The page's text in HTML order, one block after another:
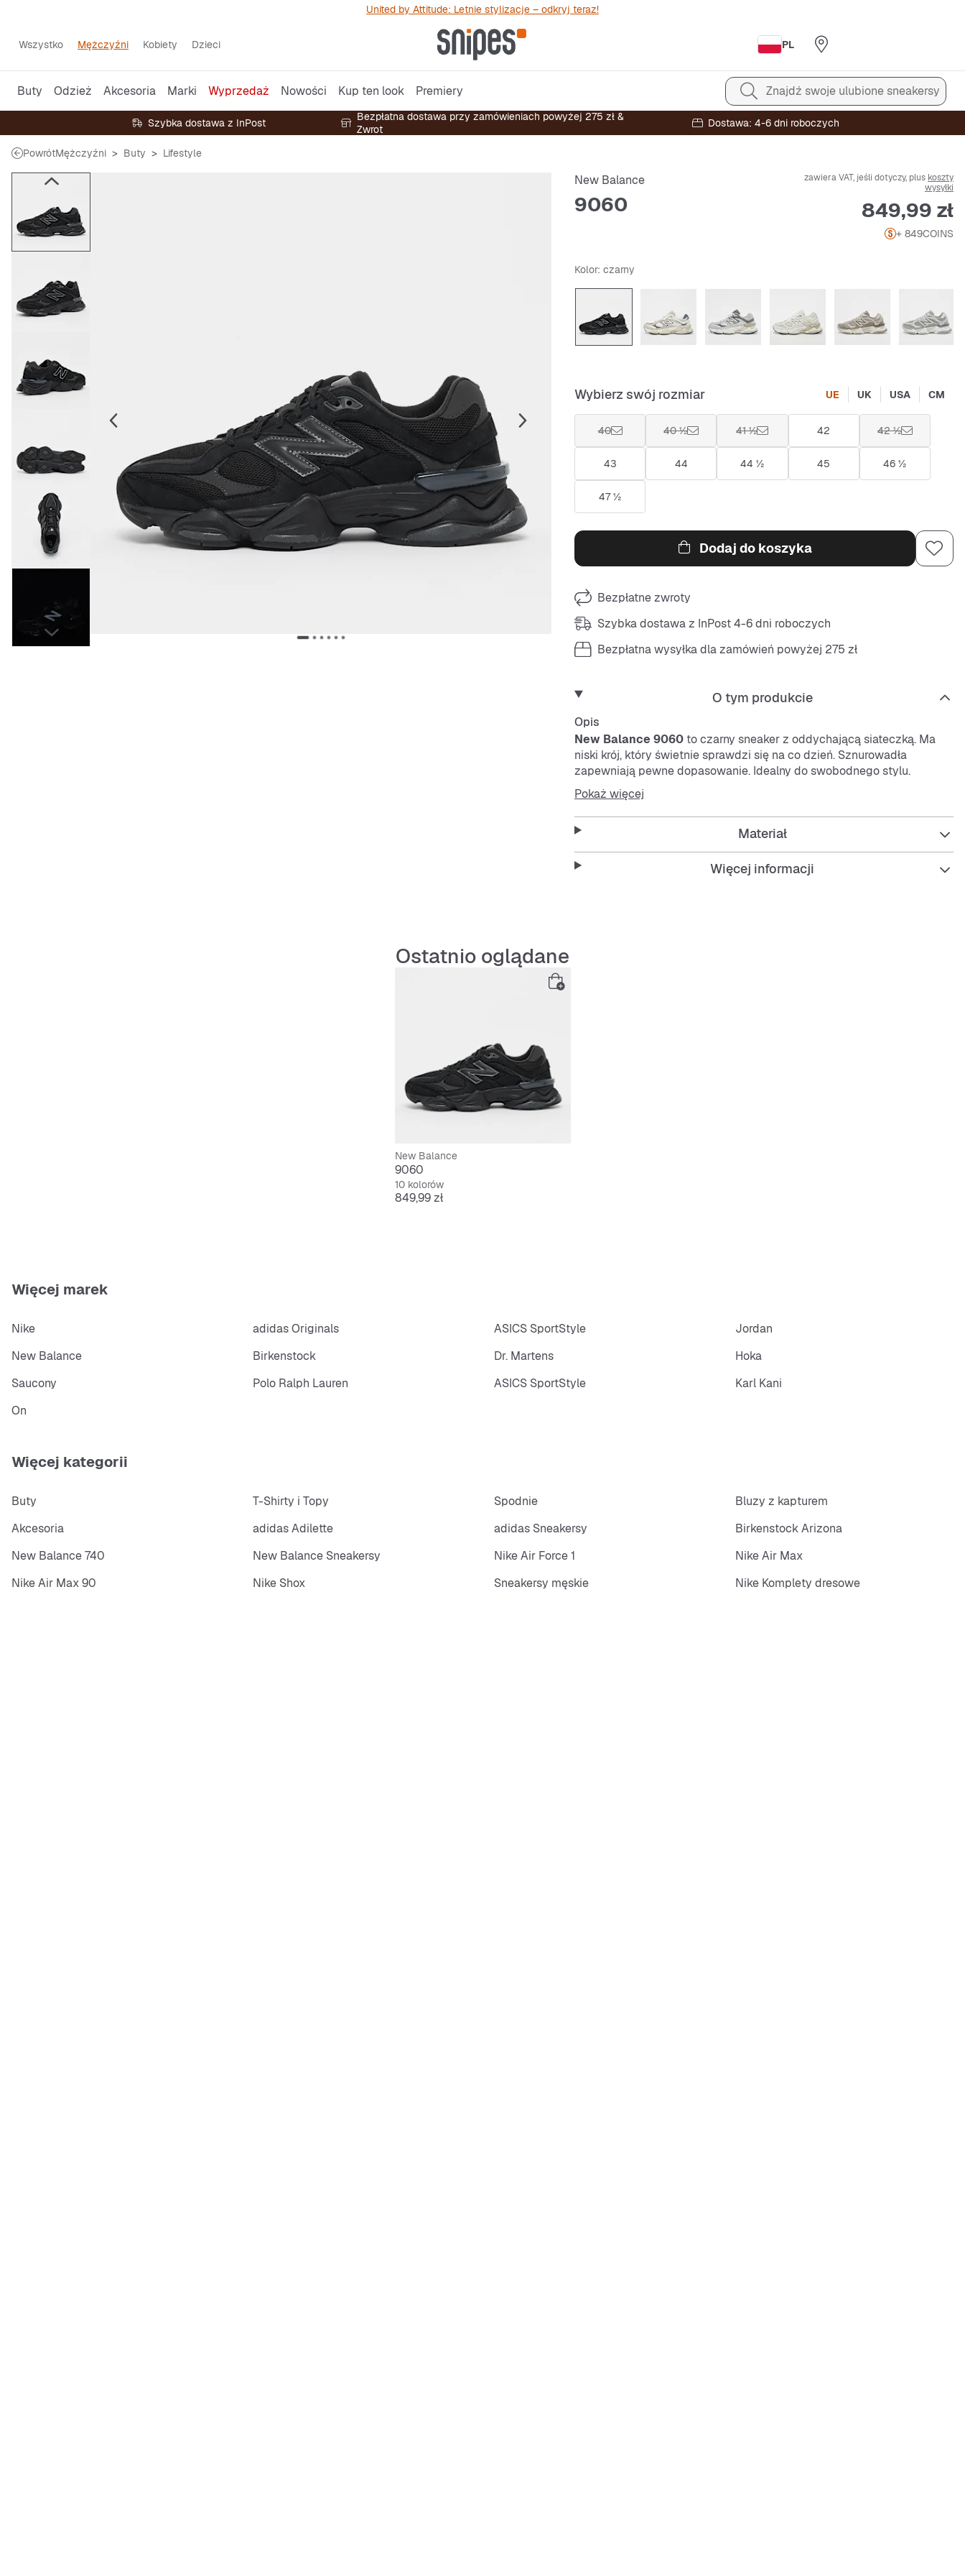
United by Attitude: Letnie stylizacje – odkryj teraz!
Wszystko Mężczyźni Kobiety Dzieci PL
Buty Odzież Akcesoria Marki Wyprzedaż Nowości Kup ten look Premiery Znajdź swoje ulubione sneakersy
Szybka dostawa z InPost
Bezpłatna dostawa przy zamówieniach powyżej 275 zł &
Zwrot
Dostawa: 4-6 dni roboczych
PowrótMężczyźni Buty Lifestyle
New Balance
9060
zawiera VAT, jeśli dotyczy, plus koszty
wysyłki
Cena
849,99 zł
+ 849COINS
Kolor: czarny
Wybierz swój rozmiar UE UK USA CM
40 40 ½ 41 ½ 42 42 ½
43 44 44 ½ 45 46 ½
47 ½
Dodaj do koszyka
Bezpłatne zwroty
Szybka dostawa z InPost 4-6 dni roboczych
Bezpłatna wysyłka dla zamówień powyżej 275 zł
O tym produkcie
Opis
New Balance 9060 to czarny sneaker z oddychającą siateczką. Ma
niski krój, który świetnie sprawdzi się na co dzień. Sznurowadła
zapewniają pewne dopasowanie. Idealny do swobodnego stylu.
Ten sneaker łączy wygodę z nowoczesnym designem. Sprawdzi się na
spacerze, w szkole czy na spotkaniu z przyjaciółmi.
Features:
Pokaż więcej
Materiał
Więcej informacji
Ostatnio oglądane
New Balance
9060
10 kolorów
Cena
849,99 zł
Więcej marek
Nike adidas Originals ASICS SportStyle
Jordan
New Balance
Birkenstock Dr. Martens
Hoka
Saucony
Polo Ralph Lauren ASICS SportStyle
Karl Kani
On
Więcej kategorii
Buty T-Shirty i Topy Spodnie
Bluzy z kapturem
Akcesoria
adidas Adilette adidas Sneakersy
Birkenstock Arizona
New Balance 740
New Balance Sneakersy Nike Air Force 1
Nike Air Max
Nike Air Max 90
Nike Shox Sneakersy męskie Nike Komplety dresowe